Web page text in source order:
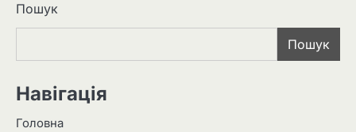
Пошук
Пошук
Навігація
Головна